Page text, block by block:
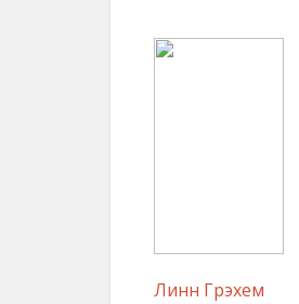
Линн Грэхем